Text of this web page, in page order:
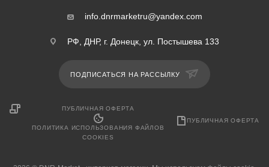
info.dnrmarketru@yandex.com
РФ, ДНР, г. Донецк, ул. Постышева 133
ПОДПИСАТЬСЯ НА РАССЫЛКУ
ПУБЛИЧНАЯ ОФЕРТА
ПОЛИТИКА ИСПОЛЬЗОВАНИЯ ФАЙЛОВ
COOKIES
ПУБЛИЧНАЯ ОФЕРТА